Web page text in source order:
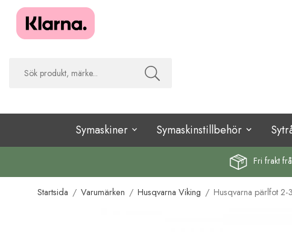
Symaskiner Symaskinstillbehör
Fri frakt
Startsida / Varumärken / Husqvarna Viking / Husqvarna pärlfot 2-